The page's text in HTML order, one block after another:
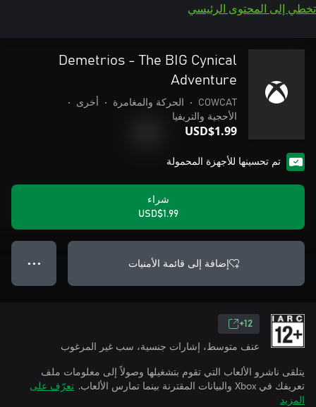
تخطي إلى المحتوى الرئيسي
Demetrios - The BIG Cynical
Adventure
COWCAT
• الحركة والمغامرة • أخرى
•
الأحجية والتريفيا
USD$1.99
تم تحسينها للأجهزة المحمولة
شراء
USD$1.99
إضافة إلى قائمة الأمنيات ● ● ●
12+
عنف متوسط، إشارات جنسية، سب غير المرغوب
يتلقى ناشرو الألعاب التي تقوم بتشغيلها وصولاً إلى معلومات ملف
تعريفك في Xbox والبيانات المقترنة بينما تمارس الألعاب.
تعرّف على
المزيد